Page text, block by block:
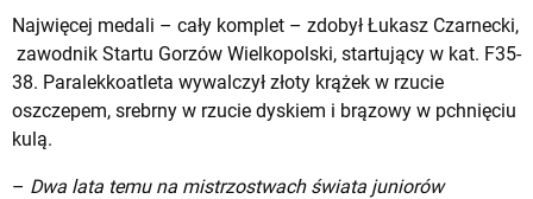
Najwięcej medali – cały komplet – zdobył Łukasz Czarnecki,
zawodnik Startu Gorzów Wielkopolski, startujący w kat. F35-
38. Paralekkoatleta wywalczył złoty krążek w rzucie
oszczepem, srebrny w rzucie dyskiem i brązowy w pchnięciu
kulą.
– Dwa lata temu na mistrzostwach świata juniorów